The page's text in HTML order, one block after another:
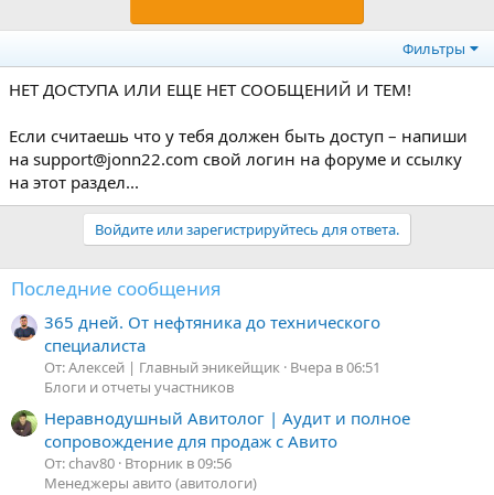
Фильтры
НЕТ ДОСТУПА ИЛИ ЕЩЕ НЕТ СООБЩЕНИЙ И ТЕМ!
Если считаешь что у тебя должен быть доступ – напиши
на support@jonn22.com свой логин на форуме и ссылку
на этот раздел...
Войдите или зарегистрируйтесь для ответа.
Последние сообщения
365 дней. От нефтяника до технического
специалиста
От: Алексей | Главный эникейщик Вчера в 06:51
Блоги и отчеты участников
Неравнодушный Авитолог | Аудит и полное
сопровождение для продаж с Авито
От: chav80 Вторник в 09:56
Менеджеры авито (авитологи)